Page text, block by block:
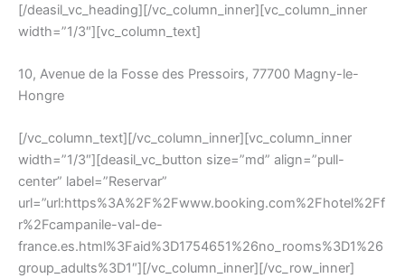
[/deasil_vc_heading][/vc_column_inner][vc_column_inner
width=”1/3″][vc_column_text]
10, Avenue de la Fosse des Pressoirs, 77700 Magny-le-
Hongre
[/vc_column_text][/vc_column_inner][vc_column_inner
width=”1/3″][deasil_vc_button size=”md” align=”pull-
center” label=”Reservar”
url=”url:https%3A%2F%2Fwww.booking.com%2Fhotel%2Ff
r%2Fcampanile-val-de-
france.es.html%3Faid%3D1754651%26no_rooms%3D1%26
group_adults%3D1″][/vc_column_inner][/vc_row_inner]